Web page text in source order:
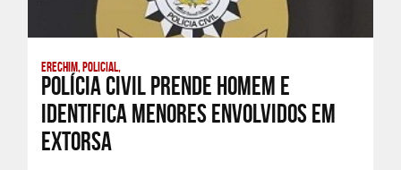
Erechim, Policial,
POLÍCIA CIVIL PRENDE HOMEM E
IDENTIFICA MENORES ENVOLVIDOS EM
EXTORSA